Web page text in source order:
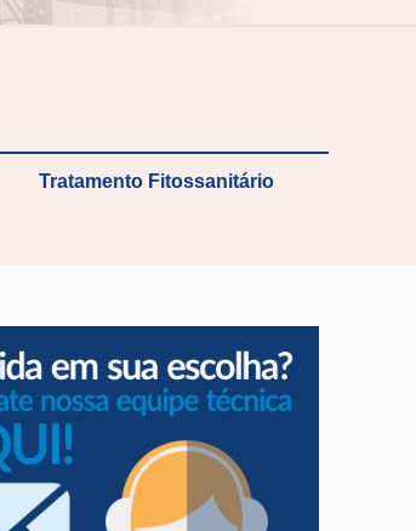
Tratamento Fitossanitário